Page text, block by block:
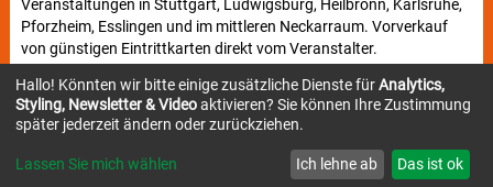
Veranstaltungen in Stuttgart, Ludwigsburg, Heilbronn, Karlsruhe,
Pforzheim, Esslingen und im mittleren Neckarraum. Vorverkauf
von günstigen Eintrittkarten direkt vom Veranstalter.
Newsletter
Hallo! Könnten wir bitte einige zusätzliche Dienste fürAnalytics,
Styling, Newsletter & Videoaktivieren? Sie können Ihre Zustimmung
später jederzeit ändern oder zurückziehen.
Lassen Sie mich wählen Ich lehne ab Das ist ok